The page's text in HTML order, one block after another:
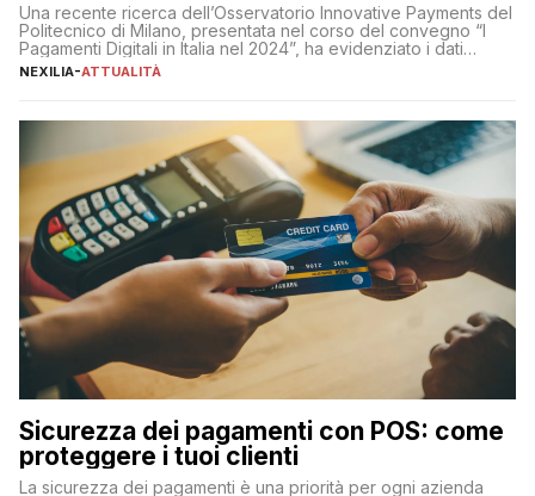
Una recente ricerca dell’Osservatorio Innovative Payments del
Politecnico di Milano, presentata nel corso del convegno “I
Pagamenti Digitali in Italia nel 2024”, ha evidenziato i dati
definitivi del primo semestre 2024 relativamente alle
NEXILIA-ATTUALITÀ
Sicurezza dei pagamenti con POS: come
proteggere i tuoi clienti
La sicurezza dei pagamenti è una priorità per ogni azienda